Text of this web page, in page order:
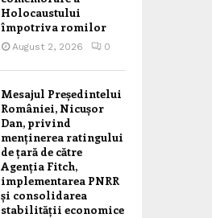
Holocaustului
împotriva romilor
August 2, 2026 0
Mesajul Președintelui
României, Nicușor
Dan, privind
menținerea ratingului
de țară de către
Agenția Fitch,
implementarea PNRR
și consolidarea
stabilității economice